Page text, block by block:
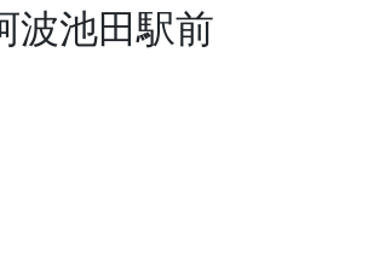
池田駅前